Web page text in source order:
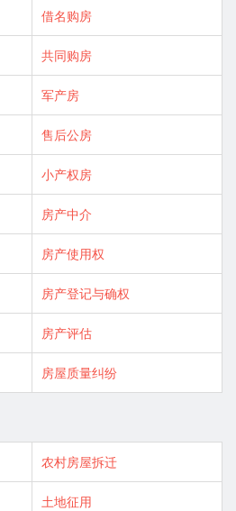
借名购房
共同购房
军产房
售后公房
小产权房
房产中介
房产使用权
房产登记与确权
房产评估
房屋质量纠纷
农村房屋拆迁
土地征用